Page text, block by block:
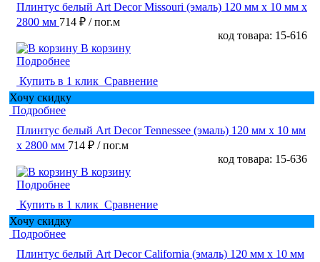
Плинтус белый Art Decor Missouri (эмаль) 120 мм х 10 мм х
2800 мм 714 ₽ / пог.м
код товара: 15-616
В корзину
Подробнее
Купить в 1 клик Сравнение
Хочу скидку
Подробнее
Плинтус белый Art Decor Tennessee (эмаль) 120 мм х 10 мм
х 2800 мм 714 ₽ / пог.м
код товара: 15-636
В корзину
Подробнее
Купить в 1 клик Сравнение
Хочу скидку
Подробнее
Плинтус белый Art Decor California (эмаль) 120 мм х 10 мм